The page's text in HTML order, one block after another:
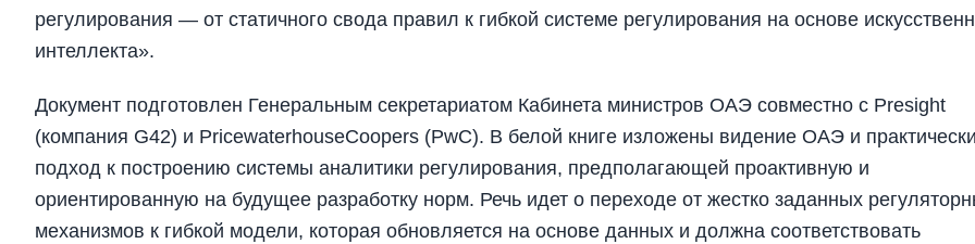
регулирования — от статичного свода правил к гибкой системе регулирования на основе
интеллекта».
Документ подготовлен Генеральным секретариатом Кабинета министров ОАЭ совместно с Presight
(компания G42) и PricewaterhouseCoopers (PwC). В белой книге изложены видение ОАЭ и
подход к построению системы аналитики регулирования, предполагающей проактивную и
ориентированную на будущее разработку норм. Речь идет о переходе от жестко заданных
механизмов к гибкой модели, которая обновляется на основе данных и должна соответствовать